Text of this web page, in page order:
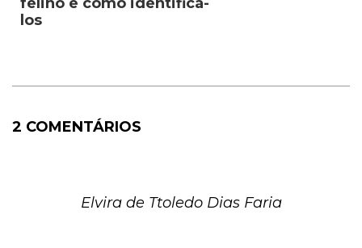
los
2 COMENTÁRIOS
Elvira de Ttoledo Dias Faria